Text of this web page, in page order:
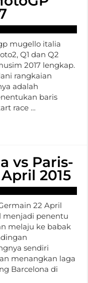
mugello italia
Q1 dan Q2
2017 lengkap.
rangkaian
adalah
baris
race …
vs Paris-
2015
22 April
menjadi penentu
melaju ke babak
sendiri
menangkan laga
Barcelona di